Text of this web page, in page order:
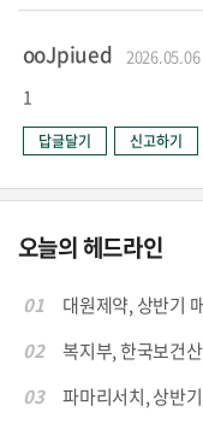
ooJpiued
1
답글달기 신고하기
오늘의 헤드라인
01
대원제약, 상반기
02
복지부, 한국보건
03
파마리서치, 상반